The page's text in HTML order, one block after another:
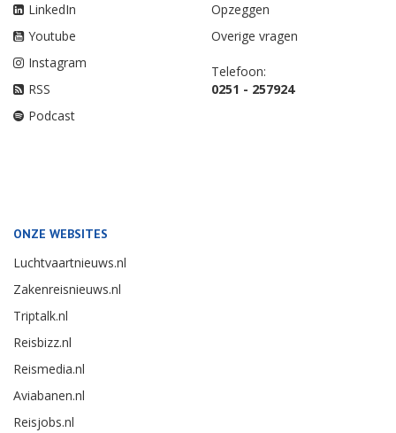
LinkedIn
Youtube
Instagram
RSS
Podcast
Opzeggen
Overige vragen
Telefoon:
0251 - 257924
ONZE WEBSITES
Luchtvaartnieuws.nl
Zakenreisnieuws.nl
Triptalk.nl
Reisbizz.nl
Reismedia.nl
Aviabanen.nl
Reisjobs.nl